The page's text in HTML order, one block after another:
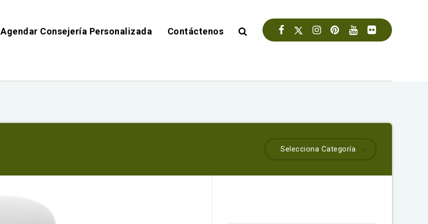
Agendar Consejería Personalizada Contáctenos
Selecciona Categoría